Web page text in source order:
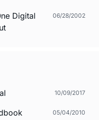
Digital
06/28/2002
10/09/2017
05/04/2010